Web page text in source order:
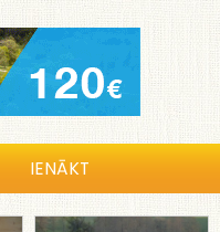
IENĀKT